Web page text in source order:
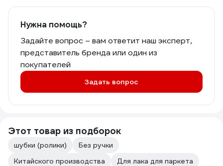
Нужна помощь?
Задайте вопрос – вам ответит наш эксперт,
представитель бренда или один из
покупателей
Задать вопрос
Этот товар из подборок
шубки (ролики)
Без ручки
Китайского производства
Для лака для паркета